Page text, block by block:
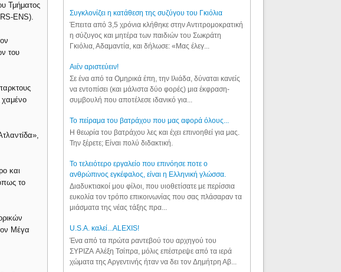
Τμήματος
ENS).
του
και
το
Μέγα
Συγκλονίζει η κατάθεση της συζύγου του Γκιόλια
Έπειτα από 3,5 χρόνια κλήθηκε στην Αντιτρομοκρατική
η σύζυγος και μητέρα των παιδιών του Σωκράτη
Γκιόλια, Αδαμαντία, και δήλωσε: «Μας έλεγ...
Aιέν αριστεύειν!
Σε ένα από τα Ομηρικά έπη, την Ιλιάδα, δύναται κανείς
να εντοπίσει (και μάλιστα δύο φορές) μια έκφραση-
συμβουλή που αποτέλεσε ιδανικό για...
Το πείραμα του βατράχου που μας αφορά όλους...
Η θεωρία του βατράχου λες και έχει επινοηθεί για μας.
Την ξέρετε; Είναι πολύ διδακτική.
Το τελειότερο εργαλείο που επινόησε ποτε ο
ανθρώπινος εγκέφαλος, είναι η Ελληνική γλώσσα.
Διαδυκτιακοί μου φίλοι, που υιοθετίσατε με περίσσια
ευκολία τον τρόπο επικοινωνίας που σας πλάσαραν τα
μιάσματα της νέας τάξης πρα...
U.S.A. καλεί...ALEXIS!
Ένα από τα πρώτα ραντεβού του αρχηγού του
ΣΥΡΙΖΑ Αλέξη Τσίπρα, μόλις επέστρεψε από τα ιερά
χώματα της Αργεντινής ήταν να δει τον Δημήτρη Αβ...